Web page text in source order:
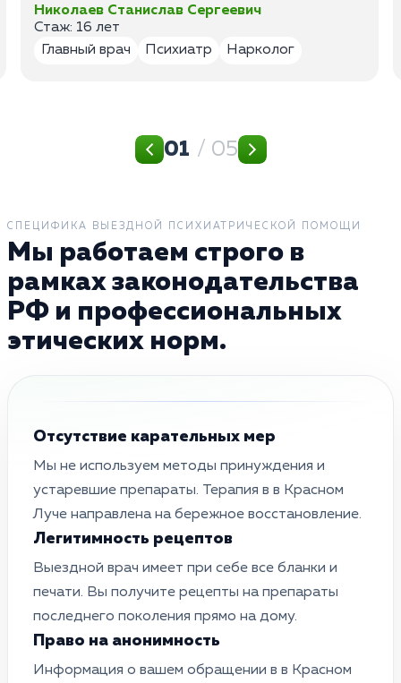
Николаев Станислав Сергеевич
Стаж: 16 лет
Главный врач
Психиатр Нарколог
01 / 05
СПЕЦИФИКА ВЫЕЗДНОЙ ПСИХИАТРИЧЕСКОЙ ПОМОЩИ
Мы работаем строго в
рамках законодательства
РФ и профессиональных
этических норм.
Отсутствие карательных мер
Мы не используем методы принуждения и
устаревшие препараты. Терапия в в Красном
Луче направлена на бережное восстановление.
Легитимность рецептов
Выездной врач имеет при себе все бланки и
печати. Вы получите рецепты на препараты
последнего поколения прямо на дому.
Право на анонимность
Информация о вашем обращении в в Красном